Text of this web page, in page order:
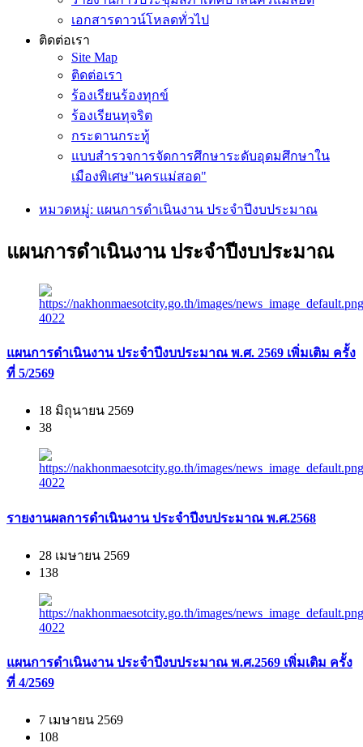
เอกสารดาวน์โหลดทั่วไป
ติดต่อเรา
Site Map
ติดต่อเรา
ร้องเรียนร้องทุกข์
ร้องเรียนทุจริต
กระดานกระทู้
แบบสำรวจการจัดการศึกษาระดับอุดมศึกษาใน
เมืองพิเศษ"นครแม่สอด"
หมวดหมู่: แผนการดำเนินงาน ประจำปีงบประมาณ
แผนการดำเนินงาน ประจำปีงบประมาณ
แผนการดำเนินงาน ประจำปีงบประมาณ พ.ศ. 2569 เพิ่มเติม ครั้ง
ที่ 5/2569
18 มิถุนายน 2569
38
รายงานผลการดำเนินงาน ประจำปีงบประมาณ พ.ศ.2568
28 เมษายน 2569
138
แผนการดำเนินงาน ประจำปีงบประมาณ พ.ศ.2569 เพิ่มเติม ครั้ง
ที่ 4/2569
7 เมษายน 2569
108